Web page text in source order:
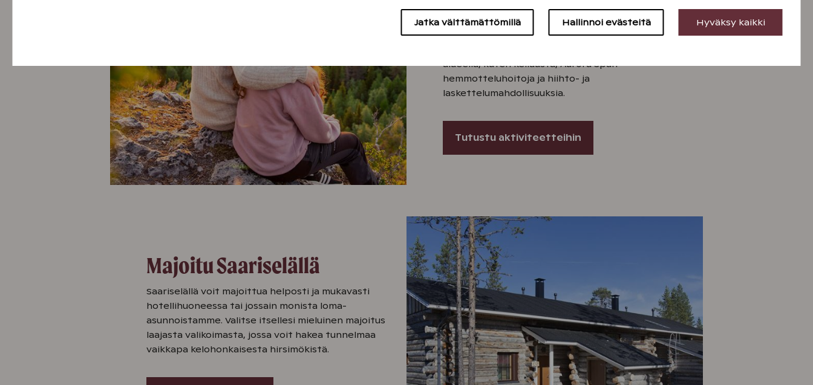
kansallispuiston vieressä, monipuolisten
ulkoilumaastojen lähettyvillä. Saariselän kylpylän
alueella, kuten keilausta, Aurora Span
hemmotteluhoitoja ja hiihto- ja
laskettelumahdollisuuksia.
Tutustu aktiviteetteihin
Majoitu Saariselällä
Saariselällä voit majoittua helposti ja mukavasti
hotellihuoneessa tai jossain monista loma-
asunnoistamme. Valitse itsellesi mieluinen majoitus
laajasta valikoimasta, jossa voit hakea tunnelmaa
vaikkapa kelohonkaisesta hirsimökistä.
Sisällön kohdentamisen evästeet
Mainontaevästeet
Jatka välttämättömillä Hallinnoi evästeitä Hyväksy kaikki